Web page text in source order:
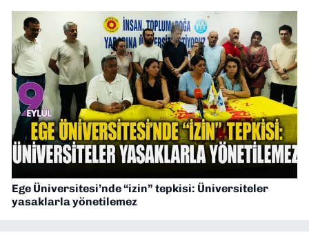
Ege Üniversitesi’nde “izin” tepkisi: Üniversiteler
yasaklarla yönetilemez